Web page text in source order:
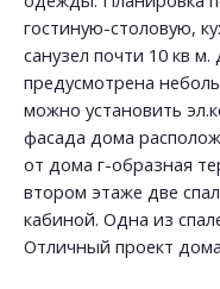
гостиную-столовую,
санузел почти 10 кв
предусмотрена
можно установить
фасада дома
от дома г-образная
втором этаже две
кабиной. Одна из
Отличный проект